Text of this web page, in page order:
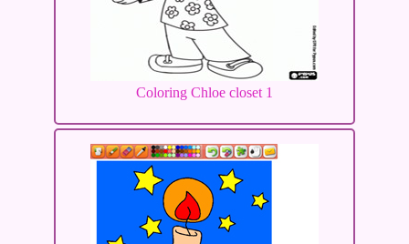
Coloring Chloe closet 1